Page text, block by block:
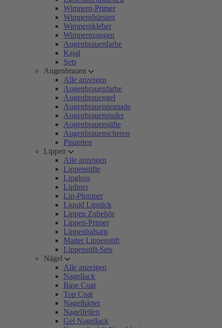
Wimpern-Primer
Wimpernbürsten
Wimpernkleber
Wimpernzangen
Augenbrauenfarbe
Kajal
Sets
Augenbrauen
Alle anzeigen
Augenbrauenfarbe
Augenbrauengel
Augenbrauenpomade
Augenbrauenpuder
Augenbrauenstifte
Augenbrauenscheren
Pinzetten
Lippen
Alle anzeigen
Lippenstifte
Lipgloss
Lipliner
Lip-Plumper
Liquid Lipstick
Lippen Zubehör
Lippen-Primer
Lippenbalsam
Matter Lippenstift
Lippenstift-Sets
Nägel
Alle anzeigen
Nagellack
Base Coat
Top Coat
Nagelhärter
Nagelfeilen
Gel Nagellack